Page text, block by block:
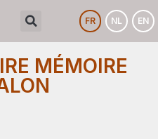
FR NL EN
MÉMOIRE